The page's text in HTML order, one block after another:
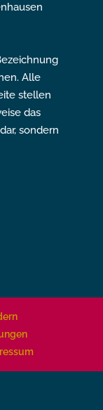
Alle
stellen
das
sondern